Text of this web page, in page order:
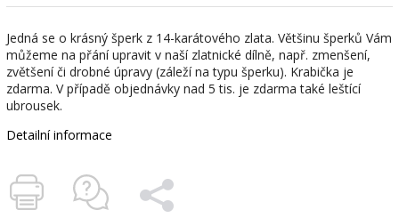
Jedná se o krásný šperk z 14-karátového zlata. Většinu šperků Vám
můžeme na přání upravit v naší zlatnické dílně, např. zmenšení,
zvětšení či drobné úpravy (záleží na typu šperku). Krabička je
zdarma. V případě objednávky nad 5 tis. je zdarma také leštící
ubrousek.
Detailní informace